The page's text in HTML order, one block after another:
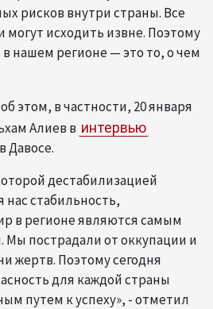
рисков внутри страны. Все
исходить извне. Поэтому
нашем регионе — это то, о чем
этом, в частности, 20 января
Алиев в интервью
Давосе.
дестабилизацией
стабильность,
в регионе являются самым
пострадали от оккупации и
жертв. Поэтому сегодня
для каждой страны
путем к успеху», - отметил